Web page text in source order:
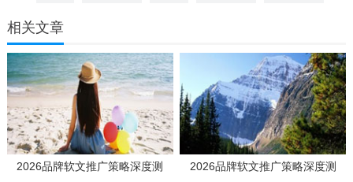
相关文章
2026品牌软文推广策略深度测
2026品牌软文推广策略深度测